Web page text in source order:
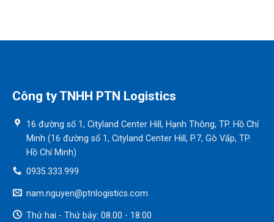
Công ty TNHH PTN Logistics
16 đường số 1, Cityland Center Hill, Hạnh Thông, TP. Hồ Chí
Minh (16 đường số 1, Cityland Center Hill, P.7, Gò Vấp, TP.
Hồ Chí Minh)
0935.333.999
nam.nguyen@ptnlogistics.com
Thứ hai - Thứ bảy: 08.00 - 18.00